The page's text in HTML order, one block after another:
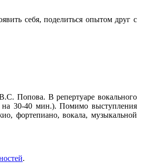
себя, поделиться опытом друг с
Попова. В репертуаре вокального
на 30-40 мин.). Помимо выступления
фортепиано, вокала, музыкальной
.